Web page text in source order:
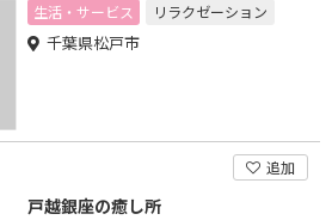
生活・サービス
リラクゼーション
千葉県松戸市
追加
戸越銀座の癒し所